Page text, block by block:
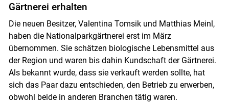
Skip to main content
Gärtnerei erhalten
Die neuen Besitzer, Valentina Tomsik und Matthias Meinl,
haben die Nationalparkgärtnerei erst im März
übernommen. Sie schätzen biologische Lebensmittel aus
der Region und waren bis dahin Kundschaft der Gärtnerei.
Als bekannt wurde, dass sie verkauft werden sollte, hat
sich das Paar dazu entschieden, den Betrieb zu erwerben,
obwohl beide in anderen Branchen tätig waren.